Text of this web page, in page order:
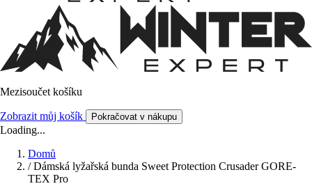
Mezisoučet košíku
Zobrazit můj košík Pokračovat v nákupu
Loading...
Domů
/ Dámská lyžařská bunda Sweet Protection Crusader GORE-
TEX Pro